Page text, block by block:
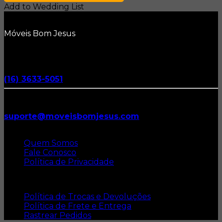
Add to Wedding List
Móveis Bom Jesus
(16) 3633-5051
suporte@moveisbomjesus.com
Quem Somos
Fale Conosco
Política de Privacidade
Política de Trocas e Devoluções
Política de Frete e Entrega
Rastrear Pedidos